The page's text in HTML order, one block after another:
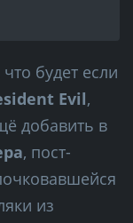
будет если
Evil,
добавить в
, пост-
из